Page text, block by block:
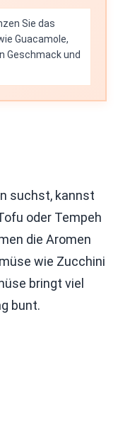
Sie das
Guacamole,
Geschmack und
suchst, kannst
oder Tempeh
die Aromen
wie Zucchini
bringt viel
bunt.